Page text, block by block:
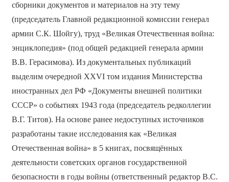
сборники документов и материалов на эту тему
(председатель Главной редакционной комиссии генерал
армии С.К. Шойгу), труд «Великая Отечественная война:
энциклопедия» (под общей редакцией генерала армии
В.В. Герасимова). Из документальных публикаций
выделим очередной XXVI том издания Министерства
иностранных дел РФ «Документы внешней политики
СССР» о событиях 1943 года (председатель редколлегии
В.Г. Титов). На основе ранее недоступных источников
разработаны такие исследования как «Великая
Отечественная война» в 5 книгах, посвящённых
деятельности советских органов государственной
безопасности в годы войны (ответственный редактор В.С.